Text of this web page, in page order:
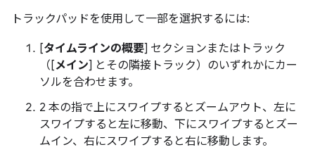
トラックパッドを使用して一部を選択するには:
[タイムラインの概要] セクションまたはトラック
（[メイン] とその隣接トラック）のいずれかにカー
ソルを合わせます。
2 本の指で上にスワイプするとズームアウト、左に
スワイプすると左に移動、下にスワイプするとズー
ムイン、右にスワイプすると右に移動します。